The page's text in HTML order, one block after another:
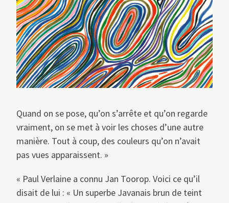
Quand on se pose, qu’on s’arrête et qu’on regarde
vraiment, on se met à voir les choses d’une autre
manière. Tout à coup, des couleurs qu’on n’avait
pas vues apparaissent. »
« Paul Verlaine a connu Jan Toorop. Voici ce qu’il
disait de lui : « Un superbe Javanais brun de teint